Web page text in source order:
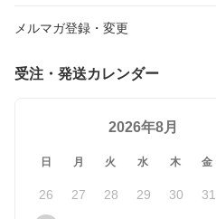
メルマガ登録・変更
受注・発送カレンダー
2026年8月
日 月 火 水 木 金
26 27 28 29 30 31